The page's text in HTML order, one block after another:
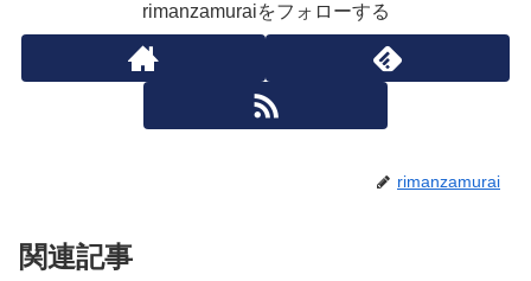
rimanzamuraiをフォローする
rimanzamurai
関連記事